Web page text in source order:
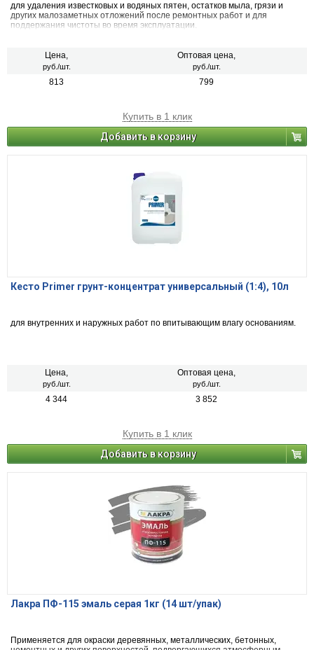
для удаления известковых и водяных пятен, остатков мыла, грязи и
других малозаметных отложений после ремонтных работ и для
поддержания чистоты во время эксплуатации.
Цена,
руб./шт.
Оптовая цена,
руб./шт.
813 799
Купить в 1 клик
Добавить в корзину
Кесто Primer грунт-концентрат универсальный (1:4), 10л
для внутренних и наружных работ по впитывающим влагу основаниям.
Цена,
руб./шт.
Оптовая цена,
руб./шт.
4 344 3 852
Купить в 1 клик
Добавить в корзину
Лакра ПФ-115 эмаль серая 1кг (14 шт/упак)
Применяется для окраски деревянных, металлических, бетонных,